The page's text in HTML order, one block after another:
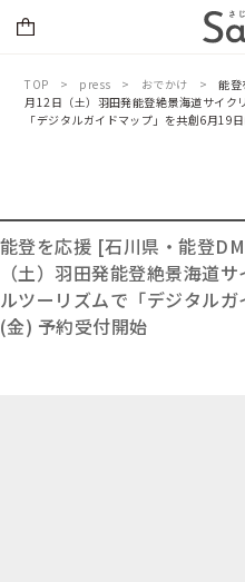
TOP press おでかけ
能登
月12日（土）羽田発能登絶景海道サイク
「デジタルガイドマップ」を共創6月19
能登を応援 [石川県・能登
（土）羽田発能登絶景海道
ルツーリズムで「デジタル
(金) 予約受付開始